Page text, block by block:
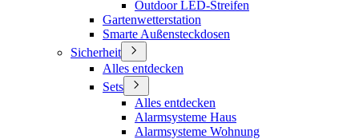
Outdoor LED-Streifen
Gartenwetterstation
Smarte Außensteckdosen
Sicherheit
Alles entdecken
Sets
Alles entdecken
Alarmsysteme Haus
Alarmsysteme Wohnung